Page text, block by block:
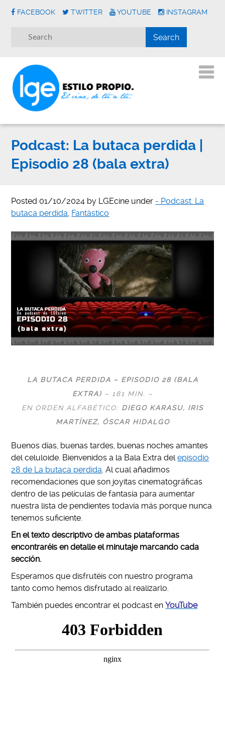
FACEBOOK TWITTER YOUTUBE INSTAGRAM
Podcast: La butaca perdida |
Episodio 28 (bala extra)
Posted 01/10/2024 by LGEcine under - Podcast: La
butaca perdida, Fantástico
LA BUTACA PERDIDA – EPISODIO 28 (BALA
EXTRA) – 181 MIN. –
EN ORDEN ALFABÉTICO: DIEGO KARASU, IRIS
MARTÍNEZ, ÓSCAR HIDALGO
Buenos días, buenas tardes, buenas noches amantes
del celuloide. Bienvenidos a la Bala Extra delepisodio
28 de La butaca perdida. Al cual añadimos
recomendaciones que son joyitas cinematográficas
dentro de las películas de fantasía para aumentar
nuestra lista de pendientes todavía más porque nunca
tenemos suficiente.
En eltexto descriptivo de ambas plataformas
encontraréis en detalle el minutaje marcando cada
sección.
Esperamos que disfrutéis con nuestro programa
tanto como hemos disfrutado al realizarlo.
También puedes encontrar el podcast enYouTube